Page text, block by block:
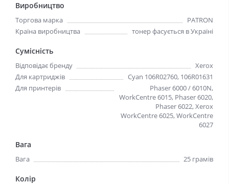
Виробництво
Торгова марка
PATRON
Країна виробництва
тонер фасується в Україні
Сумісність
Відповідає бренду
Xerox
Для картриджів
Cyan 106R02760, 106R01631
Для принтерів
Phaser 6000 / 6010N,
WorkCentre 6015, Phaser 6020,
Phaser 6022, Xerox
WorkCentre 6025, WorkCentre
6027
Вага
Вага 25 грамів
Колір